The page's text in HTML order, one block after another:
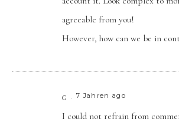
agreeable from you!
However, how can we be in
G 7 Jahren ago
I could not refrain from